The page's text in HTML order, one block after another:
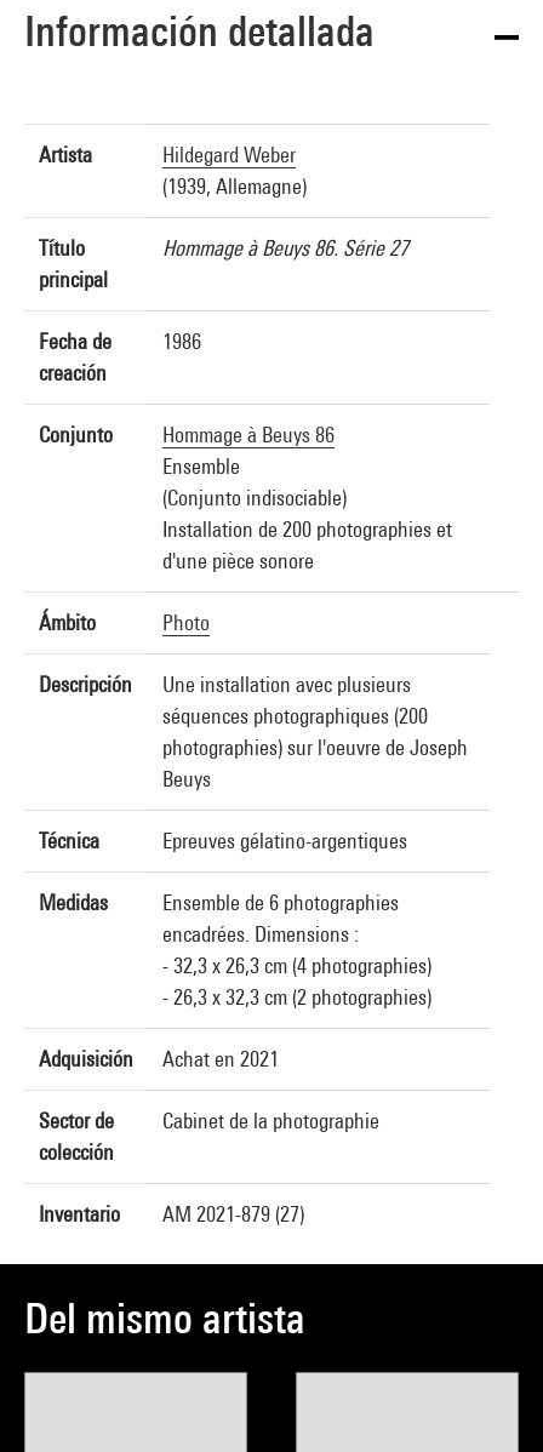
Información detallada
Artista
Hildegard Weber
(1939, Allemagne)
Título
principal
Hommage à Beuys 86. Série 27
Fecha de
creación
1986
Conjunto
Hommage à Beuys 86
Ensemble
(Conjunto indisociable)
Installation de 200 photographies et
d'une pièce sonore
Ámbito Photo
Descripción
Une installation avec plusieurs
séquences photographiques (200
photographies) sur l'oeuvre de Joseph
Beuys
Técnica Epreuves gélatino-argentiques
Medidas
Ensemble de 6 photographies
encadrées. Dimensions :
- 32,3 x 26,3 cm (4 photographies)
- 26,3 x 32,3 cm (2 photographies)
Adquisición Achat en 2021
Sector de
colección
Cabinet de la photographie
Inventario AM 2021-879 (27)
Del mismo artista